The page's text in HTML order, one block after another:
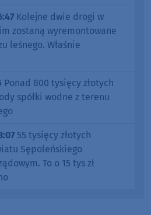
Kolejne dwie drogi w
zostaną wyremontowane
leśnego. Właśnie
Ponad 800 tysięcy złotych
spółki wodne z terenu
55 tysięcy złotych
Sępoleńskiego
To o 15 tys zł